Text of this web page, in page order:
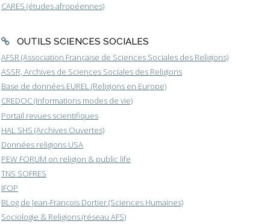
CARES (études afropéennes)
OUTILS SCIENCES SOCIALES
AFSR (Association Française de Sciences Sociales des Religions)
ASSR, Archives de Sciences Sociales des Religions
Base de données EUREL (Religions en Europe)
CREDOC (Informations modes de vie)
Portail revues scientifiques
HAL SHS (Archives Ouvertes)
Données religions USA
PEW FORUM on religion & public life
TNS SOFRES
IFOP
BLog de Jean-François Dortier (Sciences Humaines)
Sociologie & Religions (réseau AFS)